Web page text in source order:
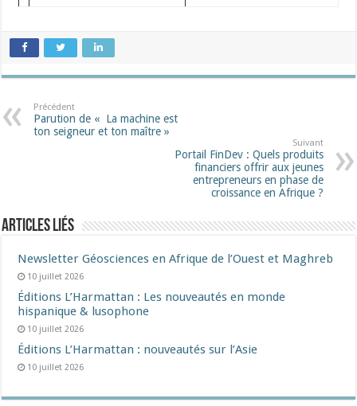
Précédent
Parution de « La machine est
ton seigneur et ton maître »
Suivant
Portail FinDev : Quels produits
financiers offrir aux jeunes
entrepreneurs en phase de
croissance en Afrique ?
Articles liés
Newsletter Géosciences en Afrique de l’Ouest et Maghreb
10 juillet 2026
Éditions L’Harmattan : Les nouveautés en monde
hispanique & lusophone
10 juillet 2026
Éditions L’Harmattan : nouveautés sur l’Asie
10 juillet 2026